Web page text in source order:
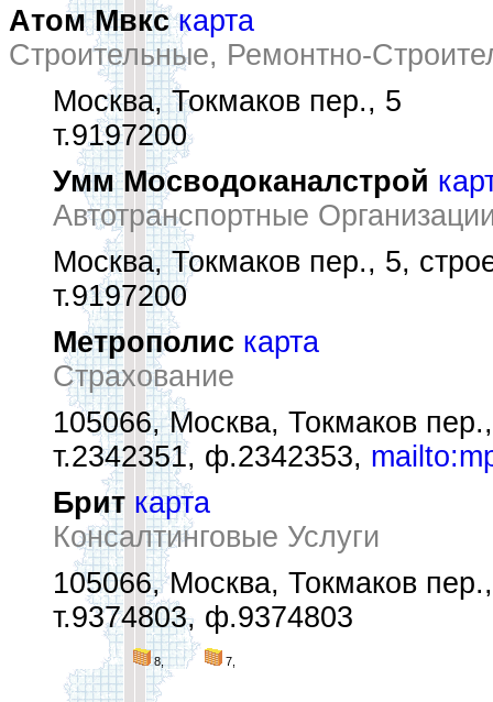
Атом Мвкс карта
Строительные, Ремонтно-
Москва, Токмаков пер., 5
т.9197200
Умм Мосводоканалстрой
Автотранспортные
Москва, Токмаков пер., 5,
т.9197200
Метрополис карта
Страхование
105066, Москва, Токмаков
т.2342351, ф.2342353,
Брит карта
Консалтинговые Услуги
105066, Москва, Токмаков
т.9374803, ф.9374803
8, 7,